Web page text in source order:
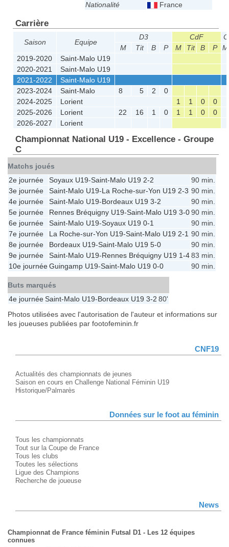
Nationalité
France
Carrière
Saison Equipe
D3 CdF
M
Tit B P M Tit B P
M
2019-2020
Saint-Malo U19
2020-2021
Saint-Malo U19
2021-2022
Saint-Malo U19
2023-2024
Saint-Malo 8 5 2
0
2024-2025
Lorient 1 1 0
0
2025-2026
Lorient 22 16 1 0 1 1 0
0
2026-2027
Lorient
Championnat National U19 - Excellence - Groupe
C
Matchs joués
2e journée
Soyaux U19-Saint-Malo U19 2-2
90 min.
3e journée
Saint-Malo U19-La Roche-sur-Yon U19 2-3 90 min.
4e journée
Saint-Malo U19-Bordeaux U19 3-2
90 min.
5e journée
Rennes Bréquigny U19-Saint-Malo U19 3-090 min.
6e journée
Saint-Malo U19-Soyaux U19 0-1
90 min.
7e journée
La Roche-sur-Yon U19-Saint-Malo U19 2-1 90 min.
8e journée
Bordeaux U19-Saint-Malo U19 5-0
90 min.
9e journée
Saint-Malo U19-Rennes Bréquigny U19 1-483 min.
10e journéeGuingamp U19-Saint-Malo U19 0-0 90 min.
Buts marqués
4e journéeSaint-Malo U19-Bordeaux U19 3-2 80'
Photos utilisées avec l'autorisation de l'auteur et informations sur
les joueuses publiées par footofeminin.fr
CNF19
Actualités des championnats de jeunes
Saison en cours en Challenge National Féminin U19
Historique/Palmarès
Données sur le foot au féminin
Tous les championnats
Tout sur la Coupe de France
Tous les clubs
Toutes les sélections
Ligue des Champions
Recherche de joueuse
News
Championnat de France féminin Futsal D1 - Les 12 équipes
connues